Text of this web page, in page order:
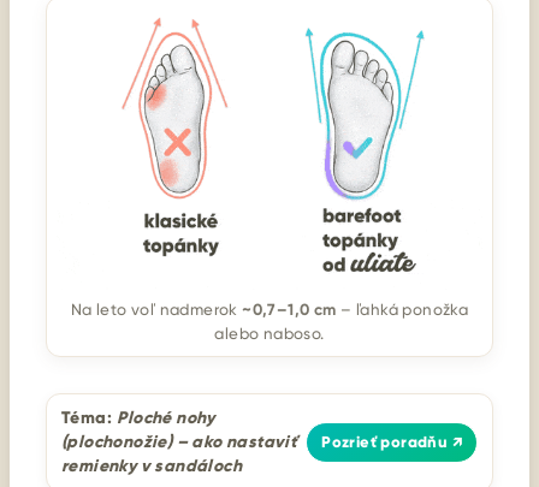
Na leto voľ nadmerok~0,7–1,0 cm – ľahká ponožka
alebo naboso.
Téma: Ploché nohy
(plochonožie) – ako nastaviť
remienky v sandáloch
Pozrieť poradňu ↗